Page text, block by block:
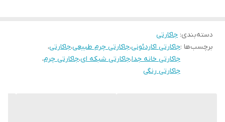
دسته‌بندی: جاکارتی
برچسب‌ها :جاکارتی اکاردئونی،جاکارتی چرم طبیعی،جاکارتی،
جاکارتی خانه جدا،جاکارتی شبکه ای،جاکارتی چرم،
جاکارتی رنگی